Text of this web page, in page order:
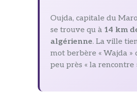
Oujda, capitale du
se trouve qu à 14 km
algérienne. La ville
mot berbère « Wajda »
peu près « la rencontre